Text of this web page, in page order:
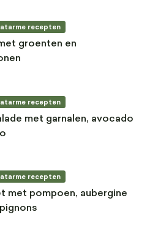
recepten
groenten en
recepten
met garnalen, avocado
recepten
met pompoen, aubergine